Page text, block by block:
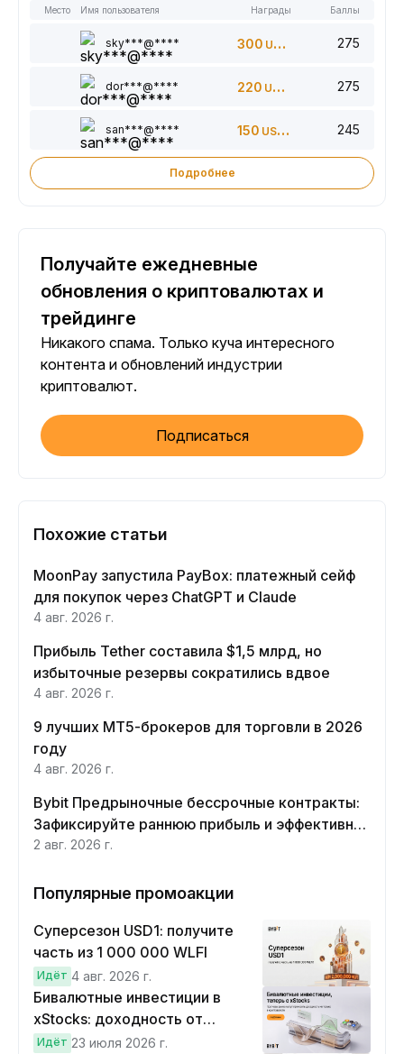
Место Имя пользователя Награды Баллы
sky***@**** 300 USDT 275
dor***@**** 220 USDT 275
san***@**** 150 USDT 245
Подробнее
Получайте ежедневные
обновления о криптовалютах и
трейдинге
Никакого спама. Только куча интересного
контента и обновлений индустрии
криптовалют.
Подписаться
Похожие статьи
MoonPay запустила PayBox: платежный сейф
для покупок через ChatGPT и Claude
4 авг. 2026 г.
Прибыль Tether составила $1,5 млрд, но
избыточные резервы сократились вдвое
4 авг. 2026 г.
9 лучших MT5-брокеров для торговли в 2026
году
4 авг. 2026 г.
Bybit Предрыночные бессрочные контракты:
Зафиксируйте раннюю прибыль и эффективно
хеджируйте
2 авг. 2026 г.
Популярные промоакции
Суперсезон USD1: получите
часть из 1 000 000 WLFI
Идёт 4 авг. 2026 г.
Бивалютные инвестиции в
xStocks: доходность от
прогнозов
Идёт 23 июля 2026 г.